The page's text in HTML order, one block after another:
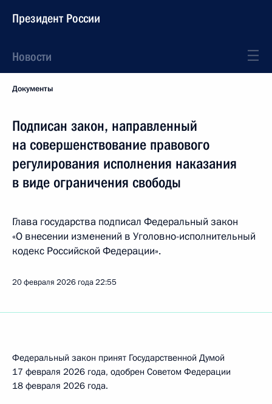
Президент России
Новости
Документы
Подписан закон, направленный
на совершенствование правового
регулирования исполнения наказания
в виде ограничения свободы
Глава государства подписал Федеральный закон
«О внесении изменений в Уголовно-исполнительный
кодекс Российской Федерации».
20 февраля 2026 года22:55
Федеральный закон принят Государственной Думой
17 февраля 2026 года, одобрен Советом Федерации
18 февраля 2026 года.